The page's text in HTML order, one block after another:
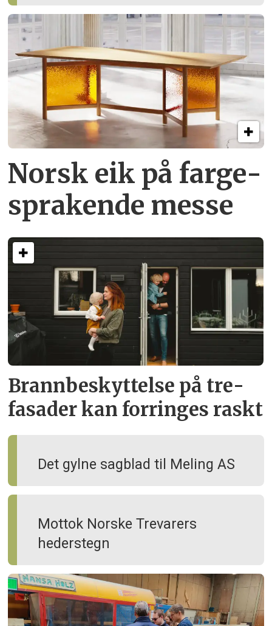
Norsk eik på farge­
sprakende messe
Brann­beskyttelse på tre­
fasader kan forringes raskt
Det gylne sagblad til Meling AS
Mottok Norske Trevarers
hederstegn